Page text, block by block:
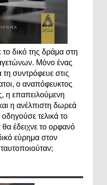
το δικό της δράμα στη
Μόνο ένας
συντρόφευε στις
ο αναπόφευκτος
η επαπειλούμενη
η ανέλπιστη δωρεά
τελικά το
έδειχνε το ορφανό
εύρημα στον